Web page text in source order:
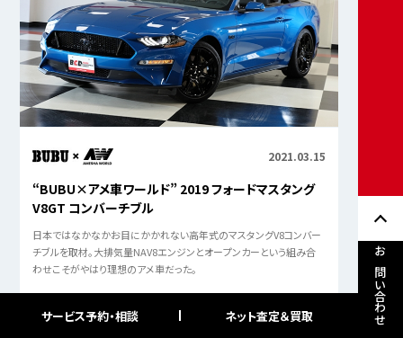
お問い合わせ
2021.03.15
“BUBU×アメ車ワールド” 2019 フォードマスタング
V8GT コンバーチブル
日本ではなかなかお目にかかれない高年式のマスタングV8コンバー
チブルを取材。大排気量NAV8エンジンとオープンカーという組み合
わせこそがやはり理想のアメ車だった。
サービス予約・相談 ネット査定＆買取